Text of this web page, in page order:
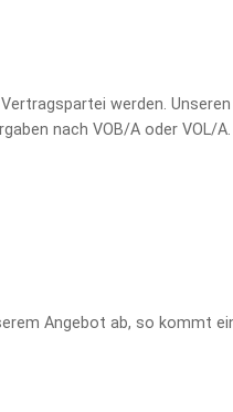
werden.
nach VOB/A oder VOL/A.
Angebot ab, so kommt